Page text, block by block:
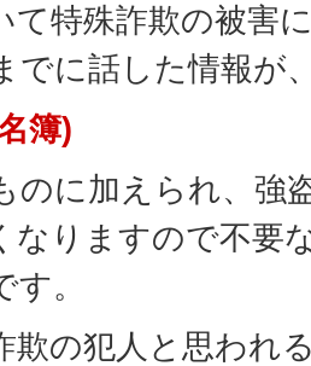
て特殊詐欺の被害
でに話した情報が
簿)
のに加えられ、強
なりますので不要
。
欺の犯人と思われ